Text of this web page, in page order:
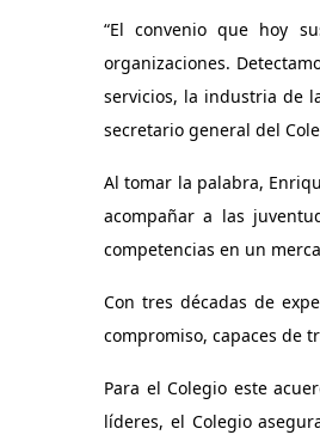
“El convenio que hoy
organizaciones.
servicios, la industria de
secretario general del
Al tomar la palabra,
acompañar a las
competencias en un
Con tres décadas de
compromiso, capaces de
Para el Colegio este
líderes, el Colegio